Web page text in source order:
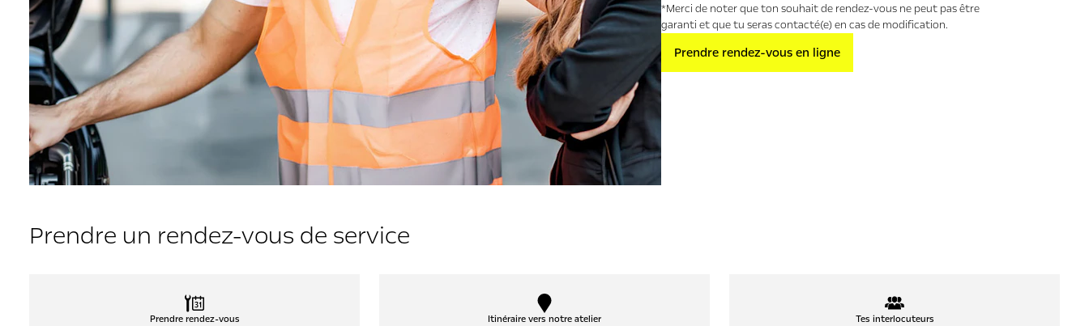
*Merci de noter que ton souhait de rendez-vous ne peut pas être
garanti et que tu seras contacté(e) en cas de modification.
Prendre rendez-vous en ligne
Prendre un rendez-vous de service
Prendre rendez-vous Itinéraire vers notre atelier Tes interlocuteurs